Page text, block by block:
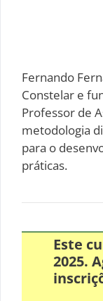
Fernando
Constelar e
Professor de
metodologia
para o
práticas.
Este
2025.